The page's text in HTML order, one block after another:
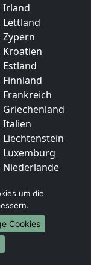
Irland
Lettland
Zypern
Kroatien
Frankreich
Italien
Luxemburg
Niederlande
Berlin
um die
Cookies